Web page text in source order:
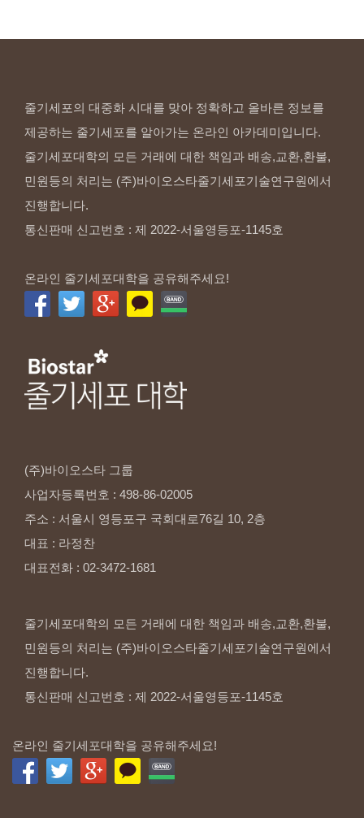
줄기세포의 대중화 시대를 맞아 정확하고 올바른 정보를
제공하는 줄기세포를 알아가는 온라인 아카데미입니다.
줄기세포대학의 모든 거래에 대한 책임과 배송,교환,환불,
민원등의 처리는 (주)바이오스타줄기세포기술연구원에서
진행합니다.
통신판매 신고번호 : 제 2022-서울영등포-1145호
온라인 줄기세포대학을 공유해주세요!
(주)바이오스타 그룹
사업자등록번호 : 498-86-02005
주소 : 서울시 영등포구 국회대로76길 10, 2층
대표 : 라정찬
대표전화 : 02-3472-1681
줄기세포대학의 모든 거래에 대한 책임과 배송,교환,환불,
민원등의 처리는 (주)바이오스타줄기세포기술연구원에서
진행합니다.
통신판매 신고번호 : 제 2022-서울영등포-1145호
온라인 줄기세포대학을 공유해주세요!